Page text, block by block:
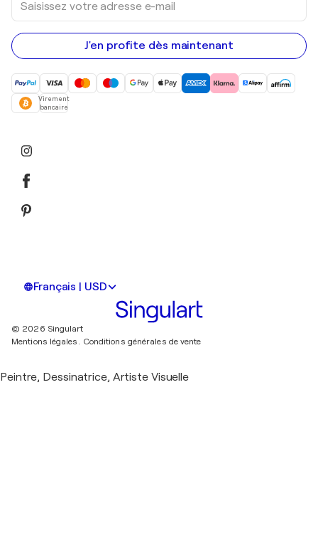
votre
adresse
e-
mail
J'en profite dès maintenant
Virement
bancaire
Français | USD
© 2026 Singulart
Mentions légales. Conditions générales de vente
Peintre, Dessinatrice, Artiste Visuelle